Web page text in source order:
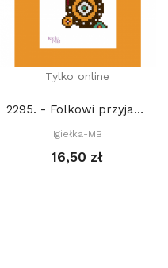
Tylko online
2295. - Folkowi przyjaciele z lasu. Zając (PDF)
Igiełka-MB
16,50 zł